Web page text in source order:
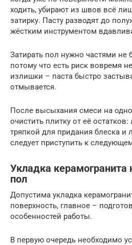
ходить, убирают из швов всё
затирку. Пасту разводят до
жёстким инструментом
Затирать пол нужно частями не
потому что есть риск вовремя
излишки – паста быстро
отмывается.
После высыхания смеси на
очистить плитку от её
тряпкой для придания блеска и
следует приступить к
Укладка
пол
Допустима укладка
поверхность, главное –
особенностей работы.
В первую очередь необходимо